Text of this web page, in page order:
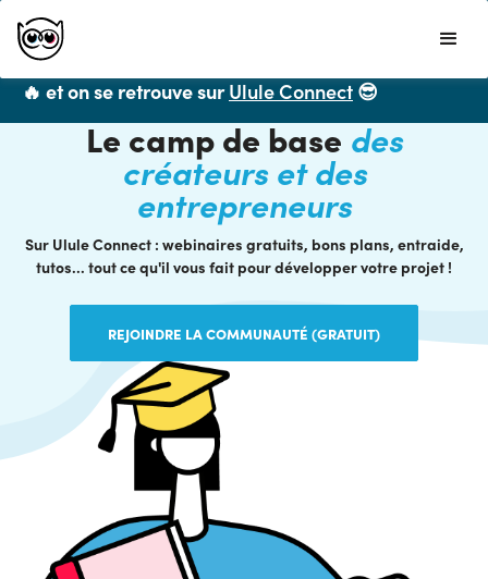
Ulule ne propose plus de formations CPF mais
vous recommande chaleureusement
🔥 et on se retrouve surUlule Connect 😎
Le camp de basedes
créateurs et des
entrepreneurs
Sur Ulule Connect : webinaires gratuits, bons plans, entraide,
tutos... tout ce qu'il vous fait pour développer votre projet !
REJOINDRE LA COMMUNAUTÉ (GRATUIT)